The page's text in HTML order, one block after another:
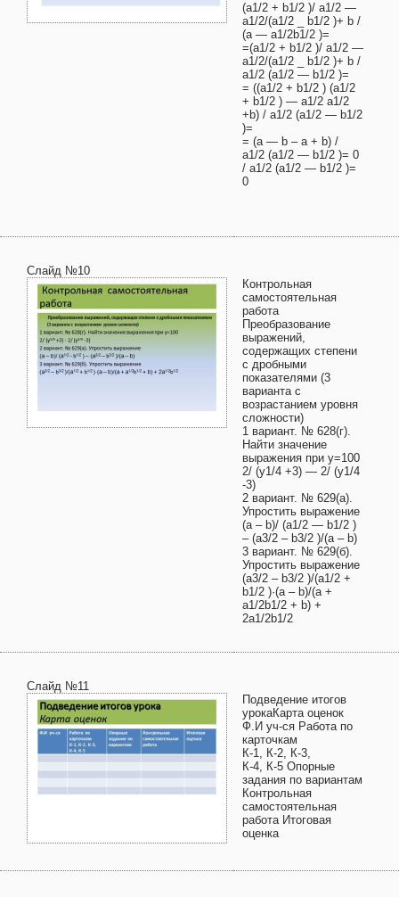
(a1/2 + b1/2 )/ a1/2 —
a1/2/(a1/2 _ b1/2 )+ b /
(a — a1/2b1/2 )=
=(a1/2 + b1/2 )/ a1/2 —
a1/2/(a1/2 _ b1/2 )+ b /
a1/2 (a1/2 — b1/2 )=
= ((a1/2 + b1/2 ) (a1/2
+ b1/2 ) — a1/2 a1/2
+b) / a1/2 (a1/2 — b1/2
)=
= (a — b – a + b) /
a1/2 (a1/2 — b1/2 )= 0
/ a1/2 (a1/2 — b1/2 )=
0
Слайд №10
Контрольная
самостоятельная
работа
Преобразование
выражений,
содержащих степени
с дробными
показателями (3
варианта с
возрастанием уровня
сложности)
1 вариант. № 628(г).
Найти значение
выражения при у=100
2/ (у1/4 +3) — 2/ (у1/4
-3)
2 вариант. № 629(а).
Упростить выражение
(a – b)/ (a1/2 — b1/2 )
– (a3/2 – b3/2 )/(a – b)
3 вариант. № 629(б).
Упростить выражение
(a3/2 – b3/2 )/(a1/2 +
b1/2 )·(a – b)/(a +
a1/2b1/2 + b) +
2a1/2b1/2
Слайд №11
Подведение итогов
урокаКарта оценок
Ф.И уч-ся Работа по
карточкам
К-1, К-2, К-3,
К-4, К-5 Опорные
задания по вариантам
Контрольная
самостоятельная
работа Итоговая
оценка